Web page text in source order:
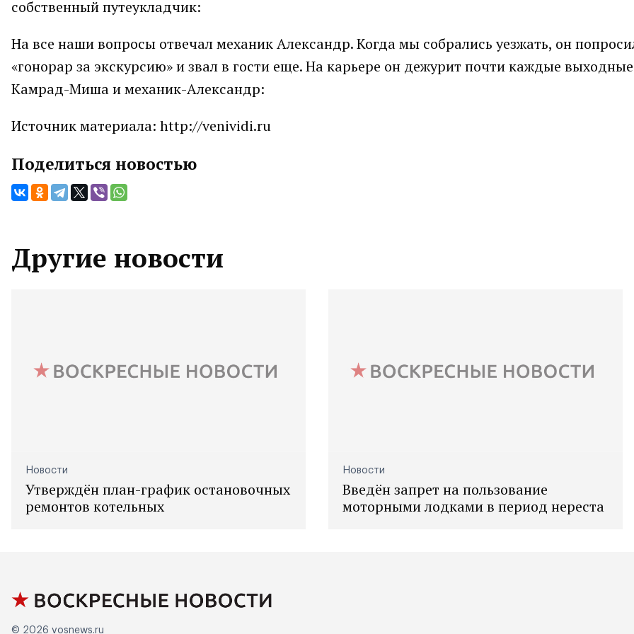
собственный путеукладчик:
На все наши вопросы отвечал механик Александр. Когда мы собрались уезжать, он
«гонорар за экскурсию» и звал в гости еще. На карьере он дежурит почти каждые
Камрад-Миша и механик-Александр:
Источник материала: http://venividi.ru
Поделиться новостью
Другие новости
Новости
Утверждён план-график остановочных
ремонтов котельных
Новости
Введён запрет на пользование
моторными лодками в период нереста
© 2026 vosnews.ru